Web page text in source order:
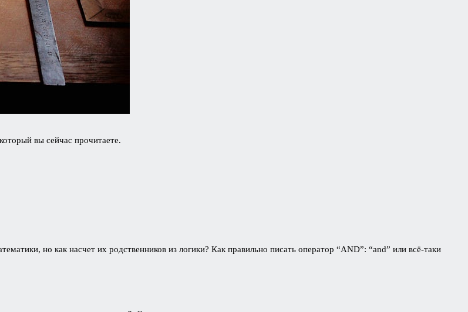
вы сейчас прочитаете.
но как насчет их родственников из логики? Как правильно писать оператор “AND”: “and” или всё-таки